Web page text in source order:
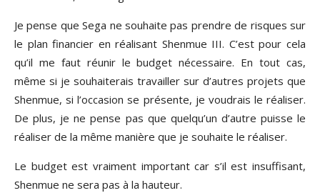
Je pense que Sega ne souhaite pas prendre de risques sur
le plan financier en réalisant Shenmue III. C’est pour cela
qu’il me faut réunir le budget nécessaire. En tout cas,
même si je souhaiterais travailler sur d’autres projets que
Shenmue, si l’occasion se présente, je voudrais le réaliser.
De plus, je ne pense pas que quelqu’un d’autre puisse le
réaliser de la même manière que je souhaite le réaliser.
Le budget est vraiment important car s’il est insuffisant,
Shenmue ne sera pas à la hauteur.